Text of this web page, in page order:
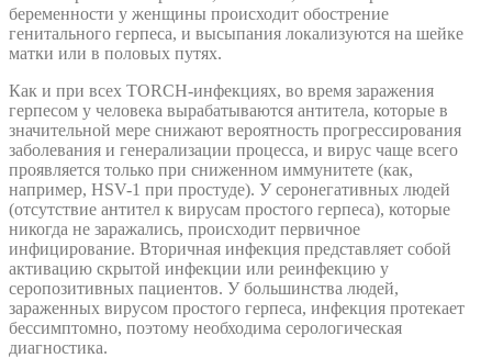
беременности у женщины происходит обострение
генитального герпеса, и высыпания локализуются на шейке
матки или в половых путях.
Как и при всех TORCH-инфекциях, во время заражения
герпесом у человека вырабатываются антитела, которые в
значительной мере снижают вероятность прогрессирования
заболевания и генерализации процесса, и вирус чаще всего
проявляется только при сниженном иммунитете (как,
например, HSV-1 при простуде). У серонегативных людей
(отсутствие антител к вирусам простого герпеса), которые
никогда не заражались, происходит первичное
инфицирование. Вторичная инфекция представляет собой
активацию скрытой инфекции или реинфекцию у
серопозитивных пациентов. У большинства людей,
зараженных вирусом простого герпеса, инфекция протекает
бессимптомно, поэтому необходима серологическая
диагностика.